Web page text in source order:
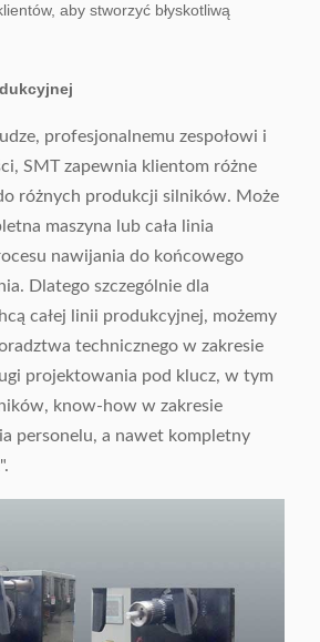
aby stworzyć błyskotliwą
profesjonalnemu zespołowi i
SMT zapewnia klientom różne
różnych produkcji silników. Może
maszyna lub cała linia
nawijania do końcowego
Dlatego szczególnie dla
całej linii produkcyjnej, możemy
technicznego w zakresie
projektowania pod klucz, w tym
know-how w zakresie
personelu, a nawet kompletny